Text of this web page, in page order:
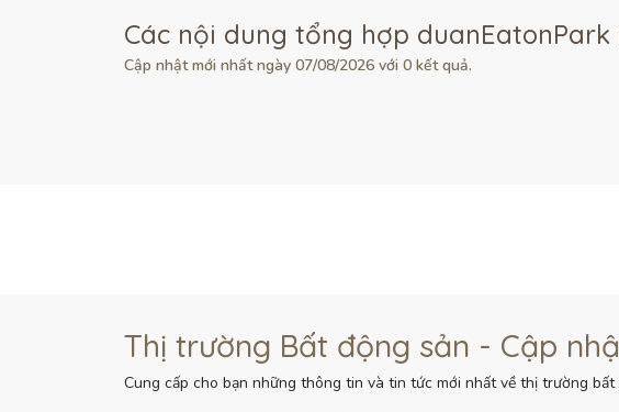
Các nội dung tổng hợp
Cập nhật mới nhất ngày 07/08/2026 với 0 kết quả.
Thị trường Bất động sản - Cập
Cung cấp cho bạn những thông tin và tin tức mới nhất về thị trường